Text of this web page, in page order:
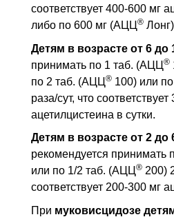
соответствует 400-600 мг
либо по 600 мг (АЦЦ ®
Детям в возрасте от 6 до
принимать по 1 таб. (АЦЦ ®
по 2 таб. (АЦЦ ® 100) или
раза/сут, что
ацетилцистеина в сутки.
Детям в возрасте от 2 до
рекомендуется принимать
или по 1/2 таб. (АЦЦ ® 200)
соответствует 200-300 мг
При муковисцидозе